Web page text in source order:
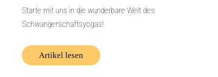
Starte mit uns in die wunderbare Welt des
Schwangerschaftsyogas!
Artikel lesen